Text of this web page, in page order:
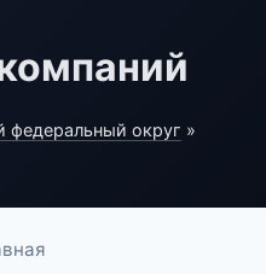
федеральный округ »